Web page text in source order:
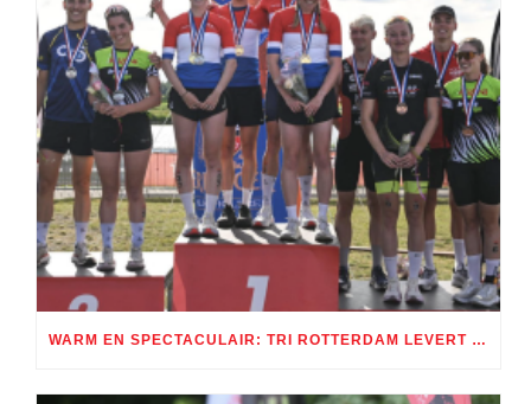
WARM EN SPECTACULAIR: TRI ROTTERDAM LEVERT TWEE DAGEN TRIATHLONSPEKTAKEL